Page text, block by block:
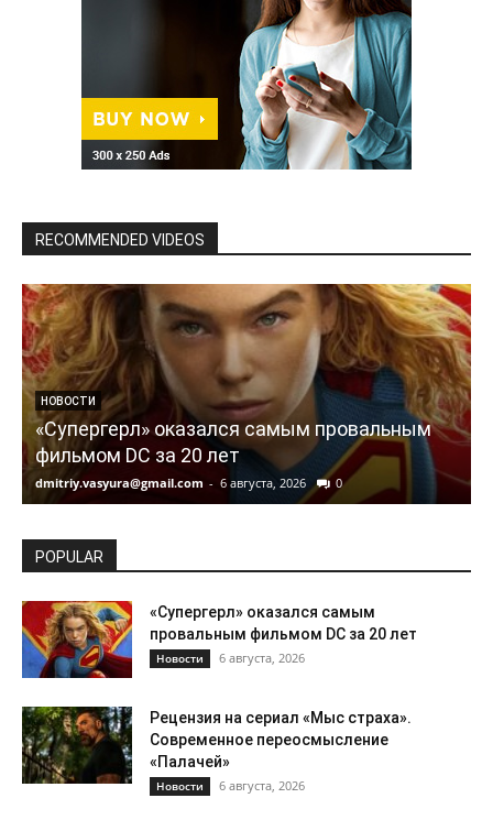
RECOMMENDED VIDEOS
НОВОСТИ
«Супергерл» оказался самым провальным
фильмом DC за 20 лет
dmitriy.vasyura@gmail.com - 6 августа, 2026 0
POPULAR
«Супергерл» оказался самым
провальным фильмом DC за 20 лет
Новости 6 августа, 2026
Рецензия на сериал «Мыс страха».
Современное переосмысление
«Палачей»
Новости 6 августа, 2026